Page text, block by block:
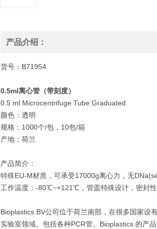
产品介绍：
货号：B71954
0.5ml离心管（带刻度）
0.5 ml Microcentrifuge Tube Graduated
颜色：透明
规格：1000个/包，10包/箱
产地：荷兰
产品简介：
特殊EU-M材质，可承受17000g离心力，无
工作温度：-80℃~+121℃，管盖特殊设计，密封
Bioplastics BV公司位于荷兰南部，在很多国家设
实验室领域。包括各种PCR管。Bioplastics 的产